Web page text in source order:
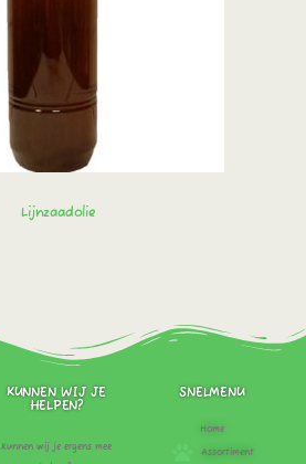
Lijnzaadolie
KUNNEN WIJ JE
HELPEN?
Kunnen wij je ergens mee
SNELMENU
Home
Assortiment